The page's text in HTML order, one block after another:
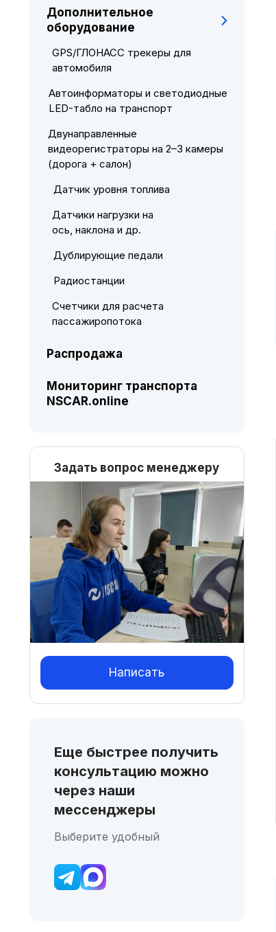
Дополнительное
оборудование
GPS/ГЛОНАСС трекеры для
автомобиля
Автоинформаторы и светодиодные
LED-табло на транспорт
Двунаправленные
видеорегистраторы на 2–3 камеры
(дорога + салон)
Датчик уровня топлива
Датчики нагрузки на
ось, наклона и др.
Дублирующие педали
Радиостанции
Счетчики для расчета
пассажиропотока
Распродажа
Мониторинг транспорта
NSCAR.online
Задать вопрос менеджеру
Написать
Еще быстрее получить
консультацию можно
через наши
мессенджеры
Выберите удобный